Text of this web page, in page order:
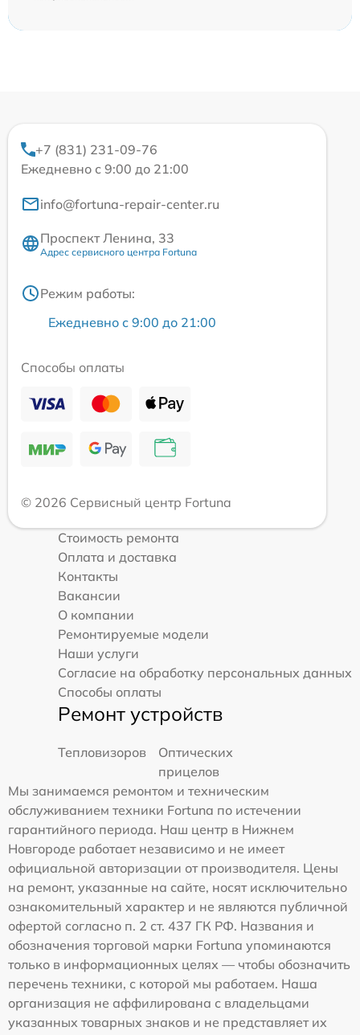
+7 (831) 231-09-76
Ежедневно с 9:00 до 21:00
info@fortuna-repair-center.ru
Проспект Ленина, 33
Адрес сервисного центра Fortuna
Режим работы:
Ежедневно с 9:00 до 21:00
Способы оплаты
© 2026 Сервисный центр Fortuna
Стоимость ремонта
Оплата и доставка
Контакты
Вакансии
О компании
Ремонтируемые модели
Наши услуги
Согласие на обработку персональных данных
Способы оплаты
Ремонт устройств
Тепловизоров
Оптических
прицелов
Мы занимаемся ремонтом и техническим
обслуживанием техники Fortuna по истечении
гарантийного периода. Наш центр в Нижнем
Новгороде работает независимо и не имеет
официальной авторизации от производителя. Цены
на ремонт, указанные на сайте, носят исключительно
ознакомительный характер и не являются публичной
офертой согласно п. 2 ст. 437 ГК РФ. Названия и
обозначения торговой марки Fortuna упоминаются
только в информационных целях — чтобы обозначить
перечень техники, с которой мы работаем. Наша
организация не аффилирована с владельцами
указанных товарных знаков и не представляет их